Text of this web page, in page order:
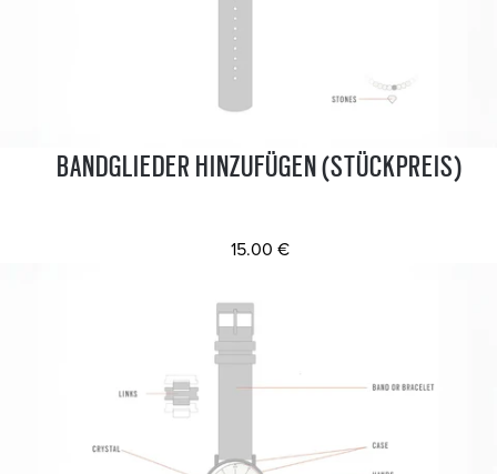
BANDGLIEDER HINZUFÜGEN (STÜCKPREIS)
15.00 €